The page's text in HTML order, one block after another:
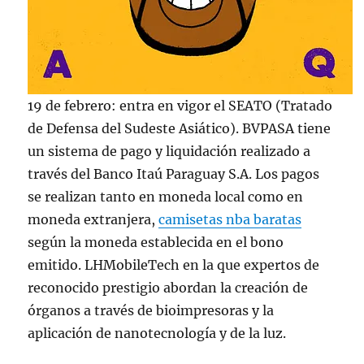
19 de febrero: entra en vigor el SEATO (Tratado
de Defensa del Sudeste Asiático). BVPASA tiene
un sistema de pago y liquidación realizado a
través del Banco Itaú Paraguay S.A. Los pagos
se realizan tanto en moneda local como en
moneda extranjera,camisetas nba baratas
según la moneda establecida en el bono
emitido. LHMobileTech en la que expertos de
reconocido prestigio abordan la creación de
órganos a través de bioimpresoras y la
aplicación de nanotecnología y de la luz.